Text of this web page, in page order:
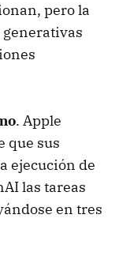
pero la
. Apple
que sus
ejecución de
las tareas
en tres